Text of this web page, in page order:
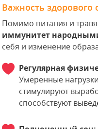
Важность здорового
Помимо питания и
иммунитет
себя и изменение
Регулярная
Умеренные
стимулируют
способствуют